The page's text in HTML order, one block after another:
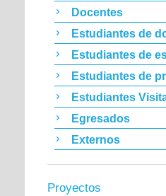
Docentes
Estudiantes de
Estudiantes de
Estudiantes de
Estudiantes
Egresados
Externos
Proyectos